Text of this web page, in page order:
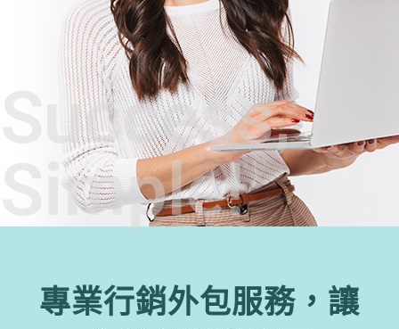
Success,
Simple!
專業行銷外包服務，讓